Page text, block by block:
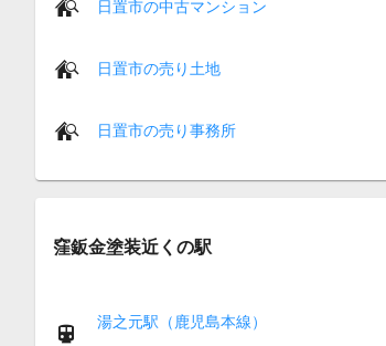
日置市の中古マンション
日置市の売り土地
日置市の売り事務所
窪鈑金塗装近くの駅
湯之元駅（鹿児島本線）